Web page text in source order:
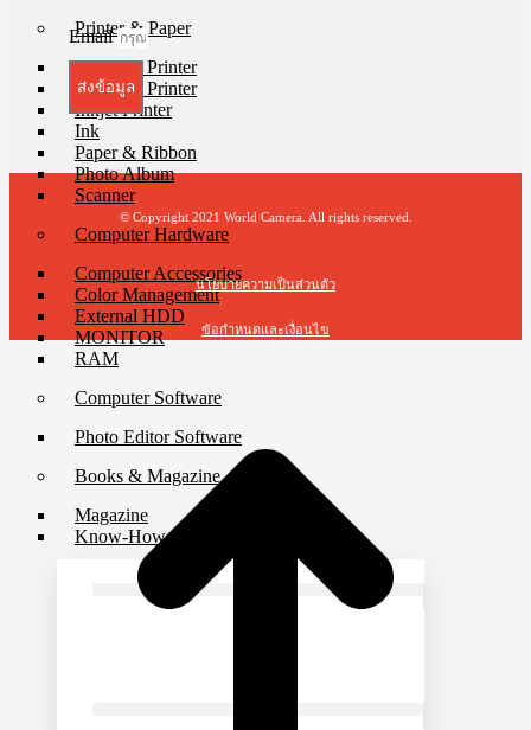
Printer & Paper
Compact Printer
Dye-Sub Printer
Inkjet Printer
Ink
Paper & Ribbon
Photo Album
Scanner
Computer Hardware
Computer Accessories
Color Management
External HDD
MONITOR
RAM
Computer Software
Photo Editor Software
Books & Magazine
Magazine
Know-How
Email
ส่งข้อมูล
© Copyright 2021 World Camera. All rights reserved.
นโยบายความเป็นส่วนตัว
ข้อกำหนดและเงื่อนไข